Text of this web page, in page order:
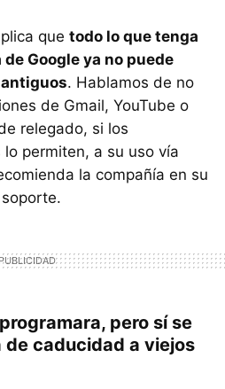
que todo lo que tenga
Google ya no puede
. Hablamos de no
de Gmail, YouTube o
relegado, si los
permiten, a su uso vía
la compañía en su
pero sí se
de caducidad a viejos